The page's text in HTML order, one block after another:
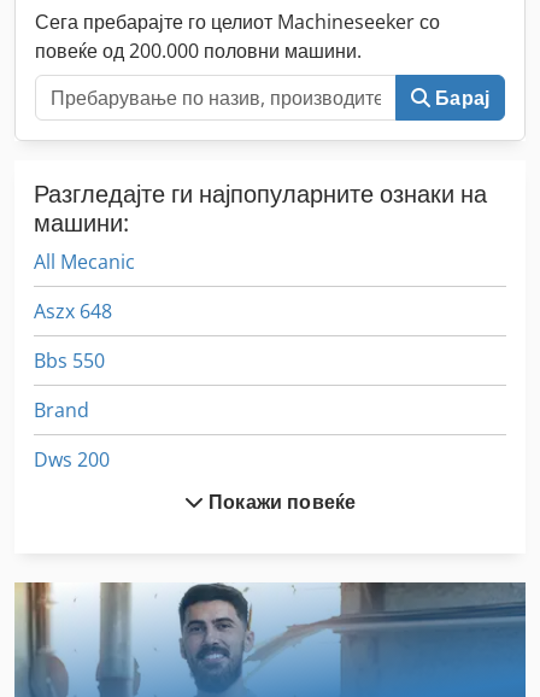
Сега пребарајте го целиот Machineseeker со
повеќе од 200.000 половни машини.
Барај
Разгледајте ги најпопуларните ознаки на
машини:
All Mecanic
Aszx 648
Bbs 550
Brand
Dws 200
German
Hsc 20 Linear
Покажи повеќе